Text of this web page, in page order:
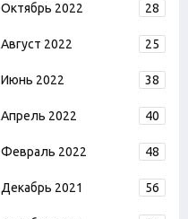
Октябрь 2022 28
Август 2022 25
Июнь 2022 38
Апрель 2022 40
Февраль 2022 48
Декабрь 2021 56